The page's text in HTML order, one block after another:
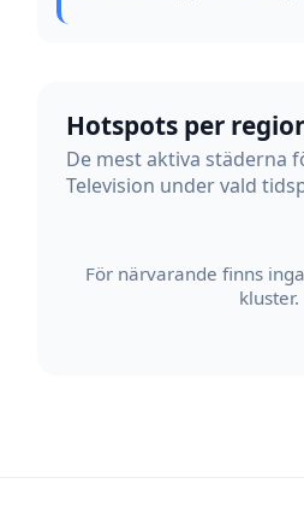
Hotspots per
De mest aktiva städerna
Television under vald
För närvarande finns
kluster.